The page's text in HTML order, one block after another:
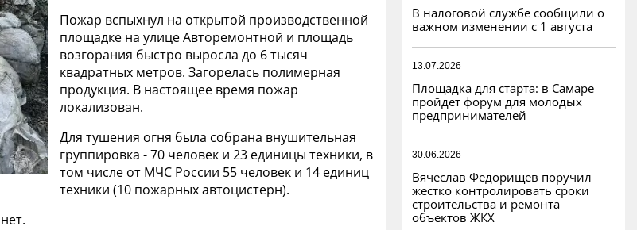
Пожар вспыхнул на открытой производственной
площадке на улице Авторемонтной и площадь
возгорания быстро выросла до 6 тысяч
квадратных метров. Загорелась полимерная
продукция. В настоящее время пожар
локализован.
Для тушения огня была собрана внушительная
группировка - 70 человек и 23 единицы техники, в
том числе от МЧС России 55 человек и 14 единиц
техники (10 пожарных автоцистерн).
В налоговой службе сообщили о
важном изменении с 1 августа
13.07.2026
Площадка для старта: в Самаре
пройдет форум для молодых
предпринимателей
30.06.2026
Вячеслав Федорищев поручил
жестко контролировать сроки
строительства и ремонта
объектов ЖКХ